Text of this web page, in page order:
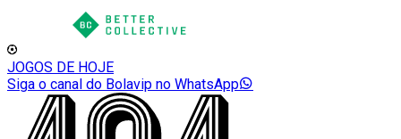
JOGOS DE HOJE
Siga o canal do Bolavip no WhatsApp